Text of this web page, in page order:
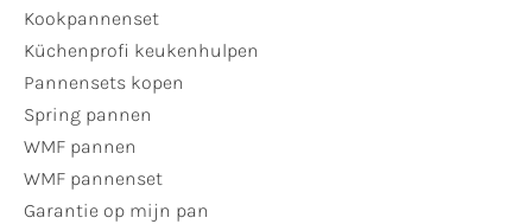
Kookpannenset
Küchenprofi keukenhulpen
Pannensets kopen
Spring pannen
WMF pannen
WMF pannenset
Garantie op mijn pan